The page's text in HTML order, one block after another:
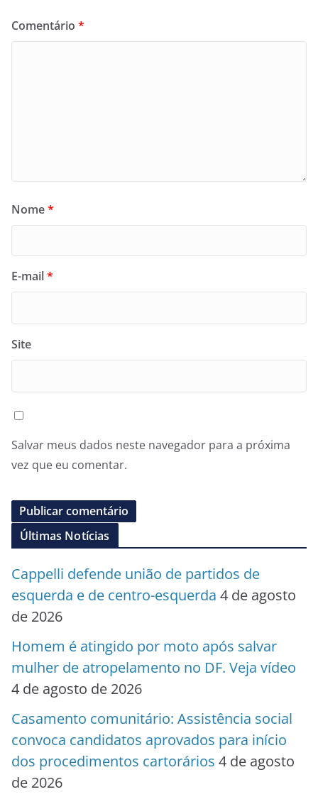
Comentário *
Nome*
E-mail*
Site
Salvar meus dados neste navegador para a próxima
vez que eu comentar.
Últimas Notícias
Cappelli defende união de partidos de
esquerda e de centro-esquerda 4 de agosto
de 2026
Homem é atingido por moto após salvar
mulher de atropelamento no DF. Veja vídeo
4 de agosto de 2026
Casamento comunitário: Assistência social
convoca candidatos aprovados para início
dos procedimentos cartorários 4 de agosto
de 2026